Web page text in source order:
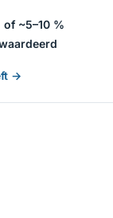
~5–10 %
→